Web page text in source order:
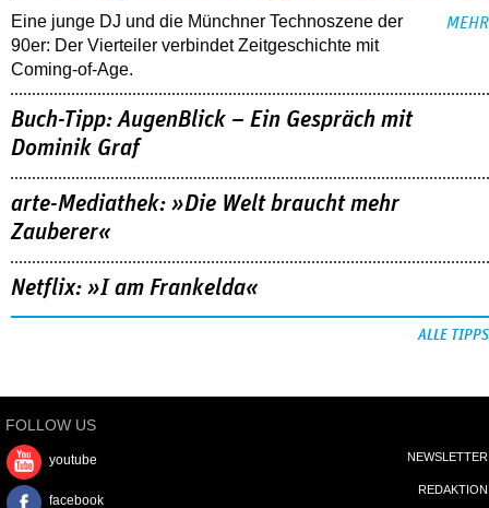
arte-Mediathek: »Die Welt braucht mehr
Zauberer«
Netflix: »I am Frankelda«
FOLLOW US
youtube
IMPRESSUM
AGB